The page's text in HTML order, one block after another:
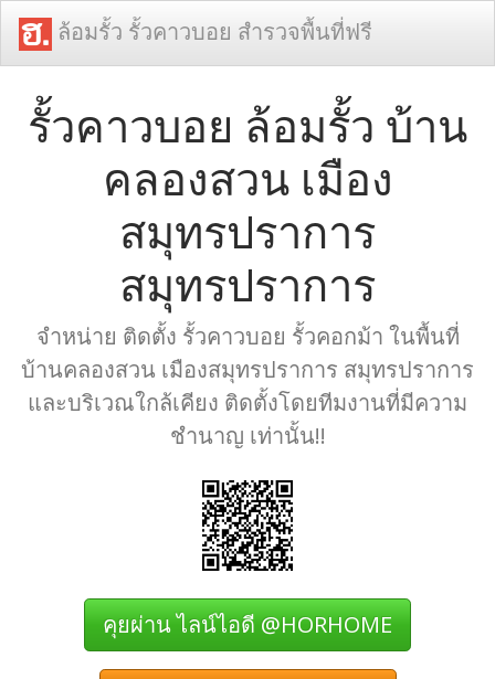
ล้อมรั้ว รั้วคาวบอย สำรวจพื้นที่ฟรี
รั้วคาวบอย ล้อมรั้ว บ้าน
คลองสวน เมือง
สมุทรปราการ
สมุทรปราการ
จำหน่าย ติดตั้ง รั้วคาวบอย รั้วคอกม้า ในพื้นที่
บ้านคลองสวน เมืองสมุทรปราการ สมุทรปราการ
และบริเวณใกล้เคียง ติดตั้งโดยทีมงานที่มีความ
ชำนาญ เท่านั้น!!
คุยผ่าน ไลน์ไอดี @HORHOME